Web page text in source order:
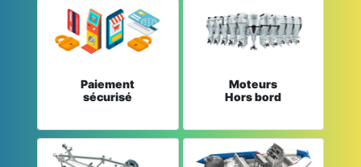
Paiement
sécurisé
Moteurs
Hors bord